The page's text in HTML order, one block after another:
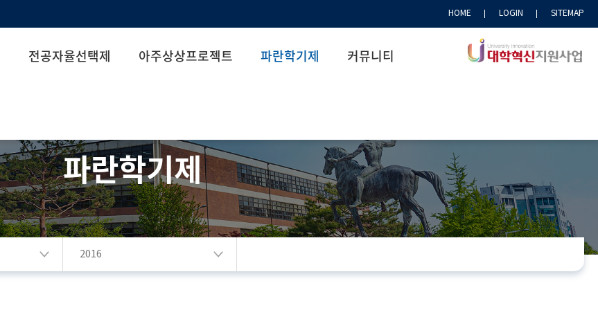
HOME LOGIN SITEMAP
전공자율선택제 아주상상프로젝트 파란학기제 커뮤니티
파란학기제
2016